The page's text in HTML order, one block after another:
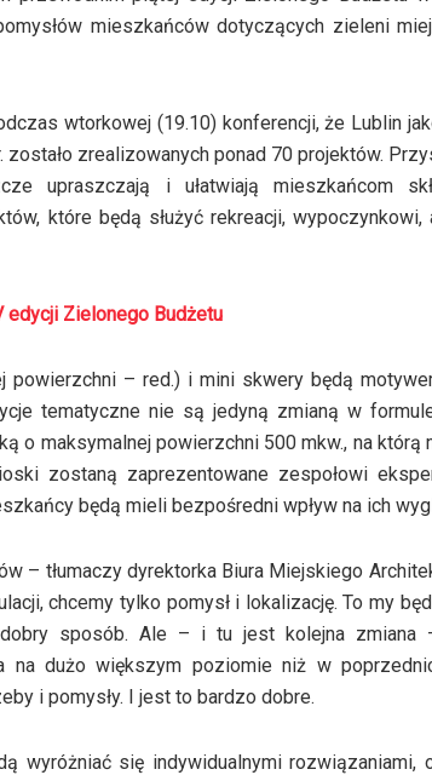
mieszkańców dotyczących zieleni
wtorkowej (19.10) konferencji, że Lublin
zrealizowanych ponad 70 projektów.
upraszczają i ułatwiają mieszkańcom
które będą służyć rekreacji,
Zielonego Budżetu
– red.) i mini skwery będą
tematyczne nie są jedyną zmianą w
o maksymalnej powierzchni 500 mkw., na którą
zostaną zaprezentowane zespołowi
będą mieli bezpośredni wpływ na ich
– tłumaczy dyrektorka Biura Miejskiego
chcemy tylko pomysł i lokalizację. To my
sposób. Ale – i tu jest kolejna zmiana
na dużo większym poziomie niż w
i pomysły. I jest to bardzo dobre.
wyróżniać się indywidualnymi rozwiązaniami,